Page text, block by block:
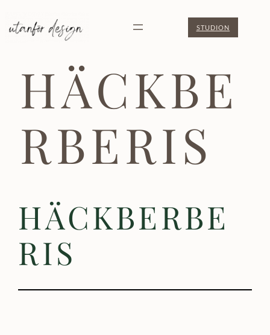
Hoppa
till
STUDION
HÄCKBE
RBERIS
HÄCKBERBE
RIS